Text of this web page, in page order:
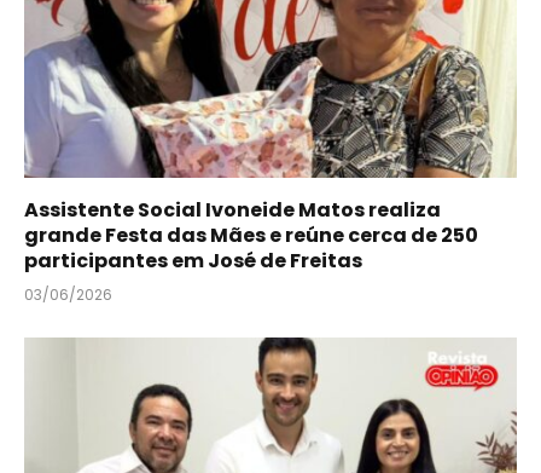
Assistente Social Ivoneide Matos realiza
grande Festa das Mães e reúne cerca de 250
participantes em José de Freitas
03/06/2026